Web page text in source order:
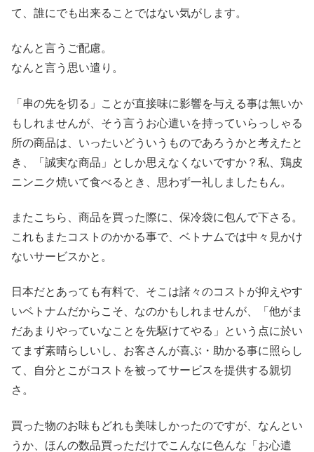
て、誰にでも出来ることではない気がします。
なんと言うご配慮。
なんと言う思い遣り。
「串の先を切る」ことが直接味に影響を与える事は無いか
もしれませんが、そう言うお心遣いを持っていらっしゃる
所の商品は、いったいどういうものであろうかと考えたと
き、「誠実な商品」としか思えなくないですか？私、鶏皮
ニンニク焼いて食べるとき、思わず一礼しましたもん。
またこちら、商品を買った際に、保冷袋に包んで下さる。
これもまたコストのかかる事で、ベトナムでは中々見かけ
ないサービスかと。
日本だとあっても有料で、そこは諸々のコストが抑えやす
いベトナムだからこそ、なのかもしれませんが、「他がま
だあまりやっていなことを先駆けてやる」という点に於い
てまず素晴らしいし、お客さんが喜ぶ・助かる事に照らし
て、自分とこがコストを被ってサービスを提供する親切
さ。
買った物のお味もどれも美味しかったのですが、なんとい
うか、ほんの数品買っただけでこんなに色んな「お心遣